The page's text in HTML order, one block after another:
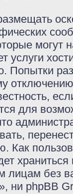
могут
услуги
Попытки
для
Как
лицам без
ни phpBB